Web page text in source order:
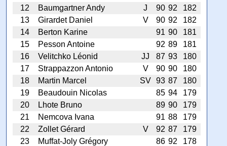
12
Baumgartner Andy J 90 92
182
13
Girardet Daniel V 90 92
182
14
Berton Karine 91 90
181
15
Pesson Antoine 92 89
181
16
Velitchko Léonid JJ 87 93
180
17
Strappazzon Antonio V 90 90
180
18
Martin Marcel SV 93 87
180
19
Beaudouin Nicolas 85 94
179
20
Lhote Bruno 89 90
179
21
Nemcova Ivana 91 88
179
22
Zollet Gérard V 92 87
179
23
Muffat-Joly Grégory 86 92
178